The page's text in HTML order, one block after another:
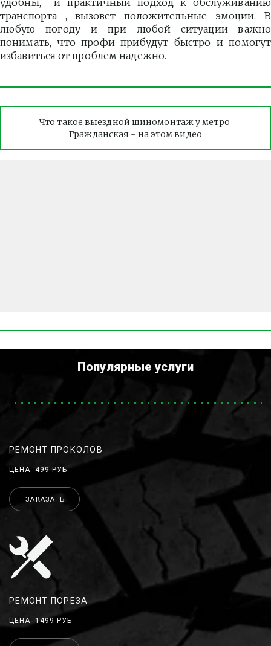
удобны, и практичный подход к обслуживанию
транспорта , вызовет положительные эмоции. В
любую погоду и при любой ситуации важно
понимать, что профи прибудут быстро и помогут
избавиться от проблем надежно.
Что такое выездной шиномонтаж у метро
Гражданская - на этом видео
Популярные услуги
РЕМОНТ ПРОКОЛОВ
ЦЕНА: 499 РУБ.
ЗАКАЗАТЬ
РЕМОНТ ПОРЕЗА
ЦЕНА: 1499 РУБ.